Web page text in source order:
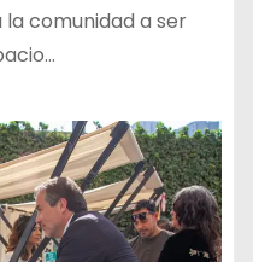
la comunidad a ser